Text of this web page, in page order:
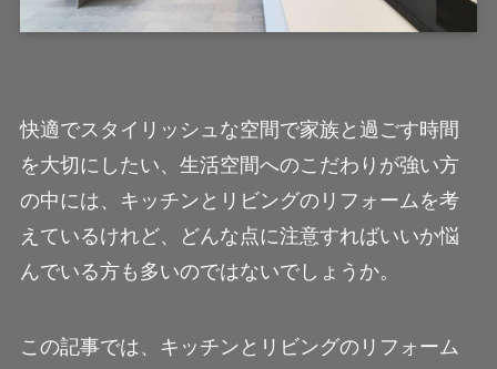
快適でスタイリッシュな空間で家族と過ごす時間
を大切にしたい、生活空間へのこだわりが強い方
の中には、キッチンとリビングのリフォームを考
えているけれど、どんな点に注意すればいいか悩
んでいる方も多いのではないでしょうか。
この記事では、キッチンとリビングのリフォーム